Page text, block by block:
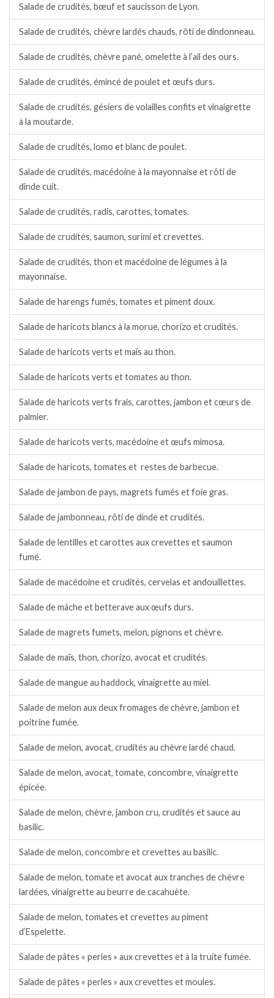
Salade de crudités, bœuf et saucisson de Lyon.
Salade de crudités, chèvre lardés chauds, rôti de dindonneau.
Salade de crudités, chèvre pané, omelette à l’ail des ours.
Salade de crudités, émincé de poulet et œufs durs.
Salade de crudités, gésiers de volailles confits et vinaigrette
à la moutarde.
Salade de crudités, lomo et blanc de poulet.
Salade de crudités, macédoine à la mayonnaise et rôti de
dinde cuit.
Salade de crudités, radis, carottes, tomates.
Salade de crudités, saumon, surimi et crevettes.
Salade de crudités, thon et macédoine de légumes à la
mayonnaise.
Salade de harengs fumés, tomates et piment doux.
Salade de haricots blancs à la morue, chorizo et crudités.
Salade de haricots verts et maïs au thon.
Salade de haricots verts et tomates au thon.
Salade de haricots verts frais, carottes, jambon et cœurs de
palmier.
Salade de haricots verts, macédoine et œufs mimosa.
Salade de haricots, tomates et restes de barbecue.
Salade de jambon de pays, magrets fumés et foie gras.
Salade de jambonneau, rôti de dinde et crudités.
Salade de lentilles et carottes aux crevettes et saumon
fumé.
Salade de macédoine et crudités, cervelas et andouillettes.
Salade de mâche et betterave aux œufs durs.
Salade de magrets fumets, melon, pignons et chèvre.
Salade de maïs, thon, chorizo, avocat et crudités.
Salade de mangue au haddock, vinaigrette au miel.
Salade de melon aux deux fromages de chèvre, jambon et
poitrine fumée.
Salade de melon, avocat, crudités au chèvre lardé chaud.
Salade de melon, avocat, tomate, concombre, vinaigrette
épicée.
Salade de melon, chèvre, jambon cru, crudités et sauce au
basilic.
Salade de melon, concombre et crevettes au basilic.
Salade de melon, tomate et avocat aux tranches de chèvre
lardées, vinaigrette au beurre de cacahuète.
Salade de melon, tomates et crevettes au piment
d’Espelette.
Salade de pâtes « perles » aux crevettes et à la truite fumée.
Salade de pâtes « perles » aux crevettes et moules.